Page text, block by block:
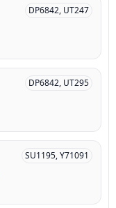
DP6842, UT247
DP6842, UT295
SU1195, Y71091